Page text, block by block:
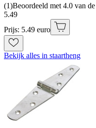
(1)Beoordeeld met 4.0 van
5.49
Prijs: 5.49 euro
Bekijk alles in staartheng